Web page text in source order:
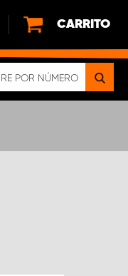
CARRITO